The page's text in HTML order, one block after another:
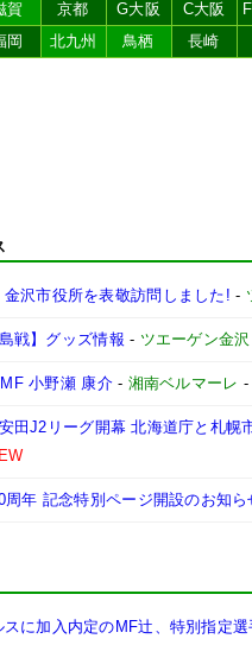
賀 京都 G大阪 C大阪
岡 北九州 鳥栖 長崎
金沢市役所を表敬訪問しました! -
戦】グッズ情報 - ツエーゲン金沢
小野瀬 康介- 湘南ベルマーレ
田J2リーグ開幕 北海道庁と札幌
周年 記念特別ページ開設のお知ら
に加入内定のMF辻、特別指定